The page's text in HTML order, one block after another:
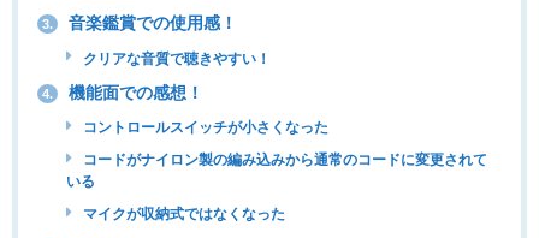
3. 音楽鑑賞での使用感！
クリアな音質で聴きやすい！
4. 機能面での感想！
コントロールスイッチが小さくなった
コードがナイロン製の編み込みから通常のコードに変更されて
いる
マイクが収納式ではなくなった